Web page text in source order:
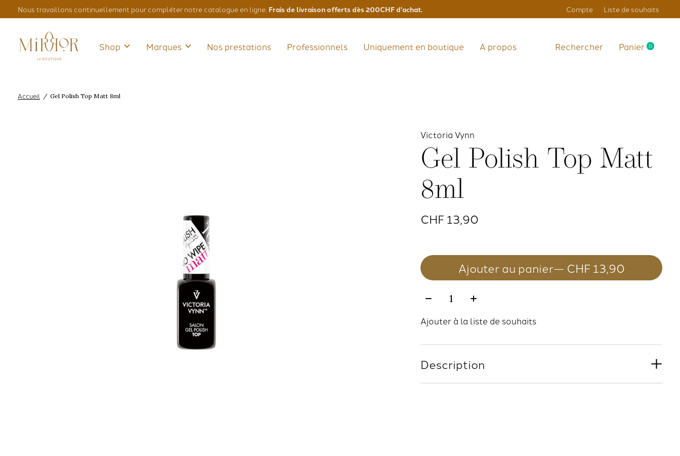
Nous travaillons continuellement pour compléter notre catalogue en ligne. Frais de livraison offerts dès 200CHF d'achat. Compte Liste de souhaits
Shop Marques Nos prestations Professionnels Uniquement en boutique A propos Rechercher Panier 0items
Accueil / Gel Polish Top Matt 8ml
Victoria Vynn
Gel Polish Top Matt
8ml
CHF 13,90
Ajouter au panier — CHF 13,90
Quantité:
Ajouter à la liste de souhaits
Description